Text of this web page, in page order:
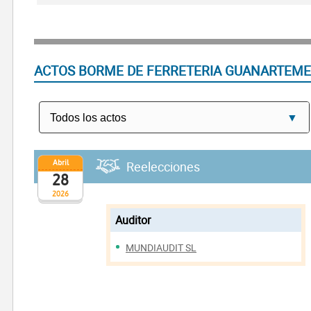
ACTOS BORME DE FERRETERIA
2026
Abril
28
Reelecciones
Auditor
MUNDIAUDIT SL